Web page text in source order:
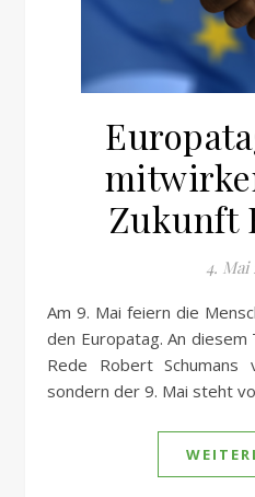
Zukunft
4. Mai
Am 9. Mai feiern die Menschen in Europa traditionell
den Europatag. An
Rede Robert Schumans
sondern der 9. Mai steht